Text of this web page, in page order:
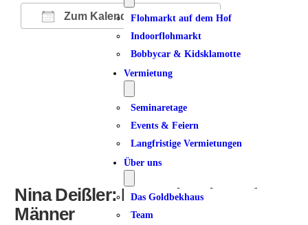
Flohmarkt auf dem Hof
Indoorflohmarkt
Bobbycar & Kidsklamotte
Vermietung
Seminaretage
Events & Feiern
Langfristige Vermietungen
Über uns
Das Goldbekhaus
Team
Zum Kalender hinzufügen
ICS herunterladen
Google Kalender
iCalendarOffice 365Outlook Live
Nina Deißler: Das Schweigen der
Männer